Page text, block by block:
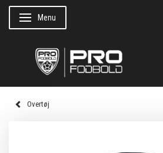
Skifte navigation
Menu
Overtøj